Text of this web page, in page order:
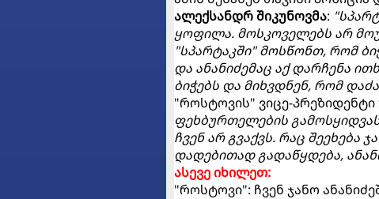
ალექსანდრ შიკუნოვმა:
ყოფილა. მოსკოველებს არ
"სპარტაკში" მოსწონთ, რომ
და ანანიძემაც აქ დარჩენა
ბიჭებს და მიხვდნენ, რომ
"როსტოვის" ვიცე-
ფეხბურთელების
ჩვენ არ გვაქვს. რაც შეეხება
დადებითად გადაწყდება,
ასევე იხილეთ:
"როსტოვი": ჩვენ ჯანო